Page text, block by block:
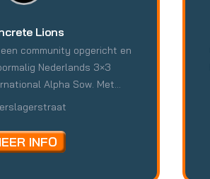
Lions
community opgericht en
Nederlands 3×3
Alpha Sow. Met
wij in de kracht van
van jongeren op zowel
maatschappelijk vlak. Wij
INFO